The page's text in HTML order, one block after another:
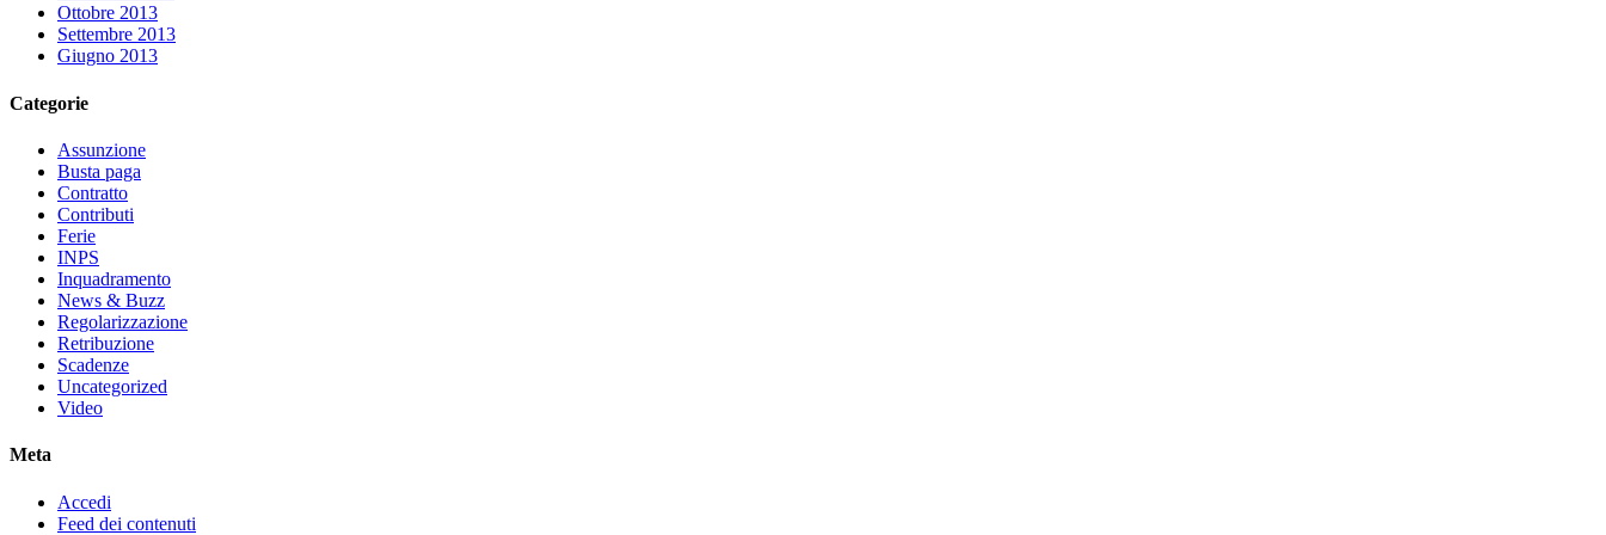
Ottobre 2013
Settembre 2013
Giugno 2013
Categorie
Assunzione
Busta paga
Contratto
Contributi
Ferie
INPS
Inquadramento
News & Buzz
Regolarizzazione
Retribuzione
Scadenze
Uncategorized
Video
Meta
Accedi
Feed dei contenuti